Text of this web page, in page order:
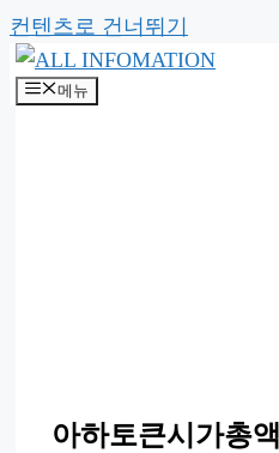
컨텐츠로 건너뛰기
메뉴
아하토큰시가총액